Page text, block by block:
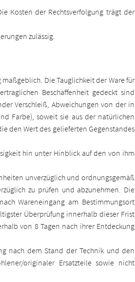
Kosten der Rechtsverfolgung trägt der
zulässig.
Die Tauglichkeit der Ware für
Beschaffenheit gedeckt sind
Verschleiß, Abweichungen von der in
Farbe), soweit sie aus der natürlichen
den Wert des gelieferten Gegenstandes
hin unter Hinblick auf den von ihm
unverzüglich und ordnungsgemäß
zu prüfen und abzunehmen. Die
Wareneingang am Bestimmungsort
Überprüfung innerhalb dieser Frist
von 8 Tagen nach ihrer Entdeckung
nach dem Stand der Technik und den
originaler Ersatzteile sowie nicht